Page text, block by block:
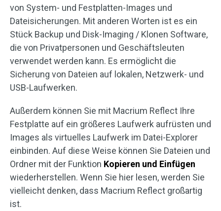
von System- und Festplatten-Images und
Dateisicherungen. Mit anderen Worten ist es ein
Stück Backup und Disk-Imaging / Klonen Software,
die von Privatpersonen und Geschäftsleuten
verwendet werden kann. Es ermöglicht die
Sicherung von Dateien auf lokalen, Netzwerk- und
USB-Laufwerken.
Außerdem können Sie mit Macrium Reflect Ihre
Festplatte auf ein größeres Laufwerk aufrüsten und
Images als virtuelles Laufwerk im Datei-Explorer
einbinden. Auf diese Weise können Sie Dateien und
Ordner mit der Funktion Kopieren und Einfügen
wiederherstellen. Wenn Sie hier lesen, werden Sie
vielleicht denken, dass Macrium Reflect großartig
ist.